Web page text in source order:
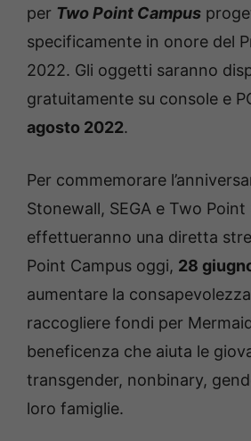
per Two Point Campus
specificamente in onore del
2022. Gli oggetti saranno
gratuitamente su console e
agosto 2022.
Per commemorare
Stonewall, SEGA e Two Point
effettueranno una diretta
Point Campus oggi, 28
aumentare la
raccogliere fondi per
beneficenza che aiuta le
transgender, nonbinary,
loro famiglie.